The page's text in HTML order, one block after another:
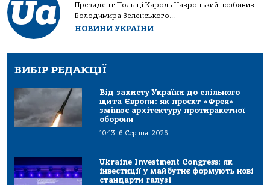
Президент Польщі Кароль Навроцький позбавив
Володимира Зеленського...
НОВИНИ УКРАЇНИ
ВИБІР РЕДАКЦІЇ
Від захисту України до спільного
щита Європи: як проєкт «Фрея»
змінює архітектуру протиракетної
оборони
10:13, 6 Серпня, 2026
Ukraine Investment Congress: як
інвестиції у майбутнє формують нові
стандарти галузі